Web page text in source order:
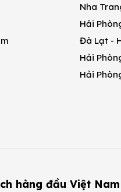
Nha
Hải
Đà Lạt -
Hải
Hải
hàng đầu Việt Nam